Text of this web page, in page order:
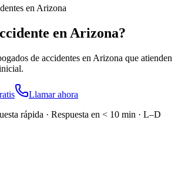
en Arizona
en Arizona?
de accidentes en Arizona que atienden
Llamar ahora
rápida · Respuesta en < 10 min · L–D